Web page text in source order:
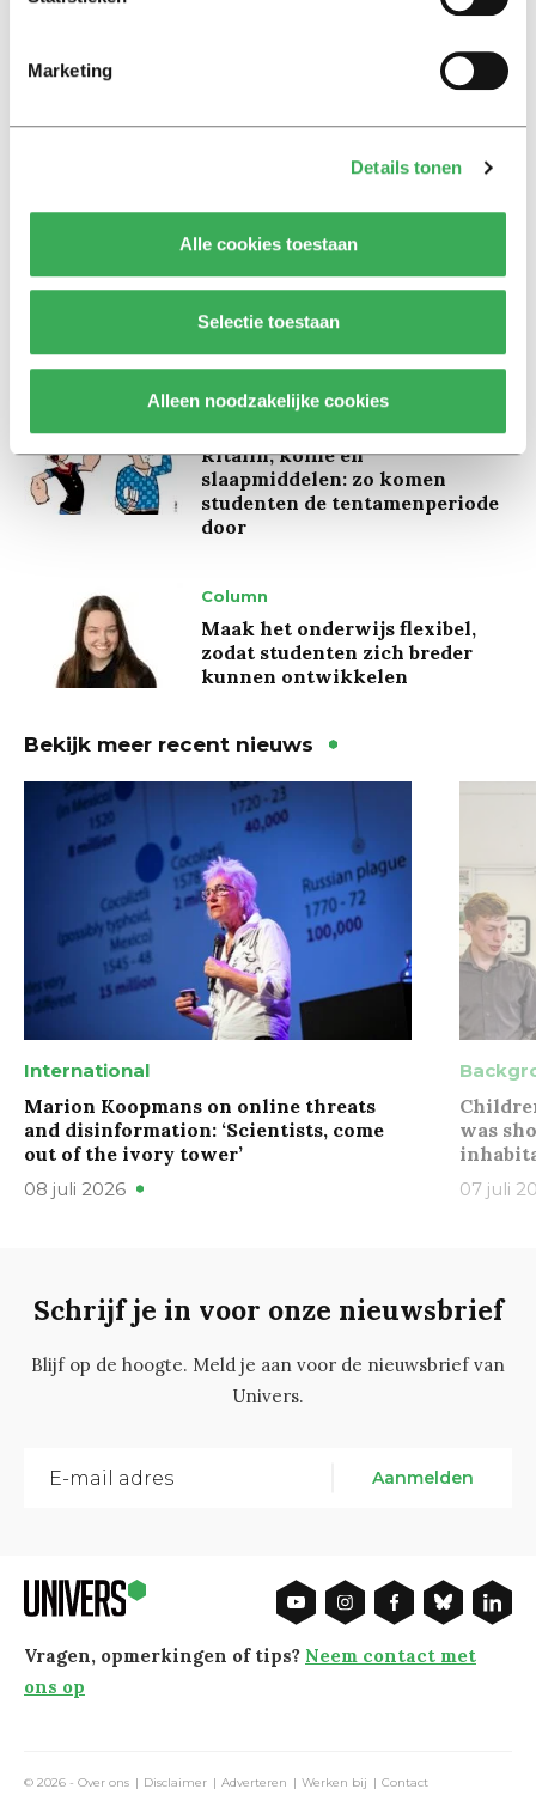
Marketing
Details tonen
Alle cookies toestaan
Selectie toestaan
Alleen noodzakelijke cookies
bedreigingen en desinformatie:
‘Wetenschappers, kom die
ivoren toren uit’
Achtergrond
Kinderen spelen de Zero
kregen er een paar miljoen
inwoners bij’
Ritalin, koffie en
slaapmiddelen: zo komen
studenten de tentamenperiode
door
Column
Maak het onderwijs flexibel,
zodat studenten zich breder
kunnen ontwikkelen
Bekijk meer recent nieuws
International
Marion Koopmans on online threats
and disinformation: ‘Scientists, come
out of the ivory tower’
08 juli 2026
was
07 juli
Schrijf je in voor onze nieuwsbrief
Blijf op de hoogte. Meld je aan voor de nieuwsbrief van
Univers.
Aanmelden
Vragen, opmerkingen of tips? Neem contact met
ons op
© 2026 - Over ons Disclaimer Adverteren Werken bij Contact